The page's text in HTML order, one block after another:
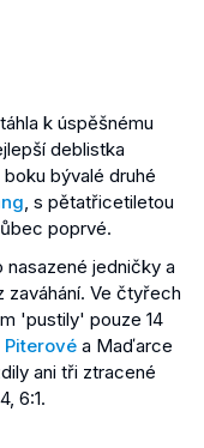
k úspěšnému
deblistka
bývalé druhé
, s pětatřicetiletou
poprvé.
nasazené jedničky a
Ve čtyřech
'pustily' pouze 14
Piterové a Maďarce
ani tři ztracené
6:1.